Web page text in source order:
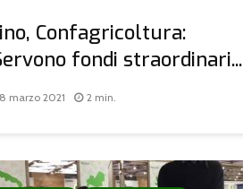
Confagricoltura:
fondi straordinari...
8 marzo 2021 2 min.